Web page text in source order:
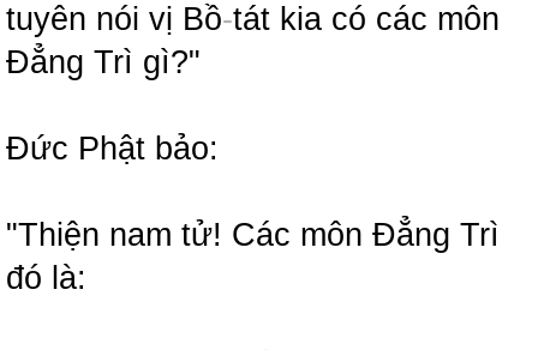
tuyên nói vị Bồ-tát kia có các môn
Đẳng Trì gì?"
Đức Phật bảo:
"Thiện nam tử! Các môn Đẳng Trì
đó là: